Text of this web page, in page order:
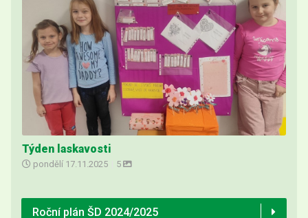
Týden laskavosti
pondělí 17.11.2025 5
Roční plán ŠD 2024/2025